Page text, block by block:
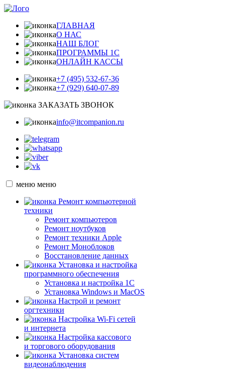
ГЛАВНАЯ
О НАС
НАШ БЛОГ
ПРОГРАММЫ 1С
ОНЛАЙН КАССЫ
+7 (495) 532-67-36
+7 (929) 640-07-89
ЗАКАЗАТЬ ЗВОНОК
info@itcompanion.ru
меню меню
Ремонт компьютерной
техники
Ремонт компьютеров
Ремонт ноутбуков
Ремонт техники Apple
Ремонт Моноблоков
Восстановление данных
Установка и настройка
программного обеспечения
Установка и настройка 1С
Установка Windows и MacOS
Настрой и ремонт
оргтехники
Настройка Wi-Fi сетей
и интернета
Настройка кассового
и торгового оборудования
Установка систем
видеонаблюдения